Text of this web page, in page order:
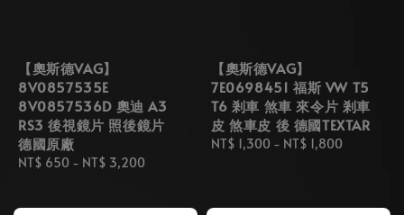
【奧斯德VAG】
8V0857535E
8V0857536D 奧迪 A3
RS3 後視鏡片 照後鏡片
德國原廠
Regular
NT$ 650 - NT$ 3,200
【奧斯德VAG】
7E0698451 福斯 VW T5
T6 剎車 煞車 來令片 剎車
皮 煞車皮 後 德國TEXTAR
Regular
NT$ 1,300 - NT$ 1,800